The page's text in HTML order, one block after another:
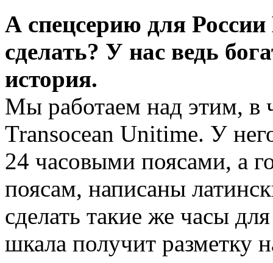
А спецсерию для
сделать? У нас ведь
история.
Мы работаем над этим, в
Transocean Unitime. У
24 часовыми поясами, а
поясам, написаны
сделать такие же часы
шкала получит разметку